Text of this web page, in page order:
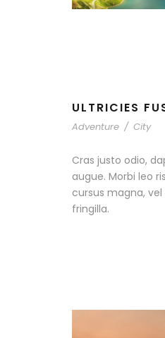
ULTRICIES
Adventure / City
Cras justo odio,
augue. Morbi leo
cursus magna,
fringilla.